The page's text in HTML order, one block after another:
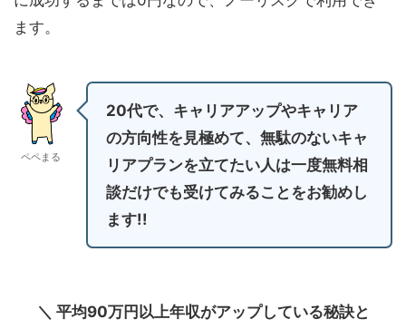
ます。
ペペまる
20代で、キャリアアップやキャリア
の方向性を見極めて、無駄のないキャ
リアプランを立てたい人は一度無料相
談だけでも受けてみることをお勧めし
ます!!
＼ 平均90万円以上年収がアップしている秘訣と